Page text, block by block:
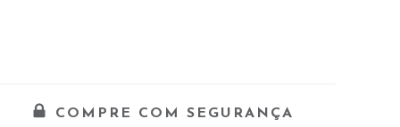
COMPRE COM SEGURANÇA